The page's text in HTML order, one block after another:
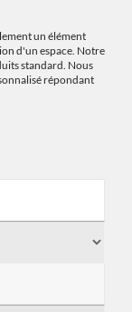
un élément
d'un espace. Notre
standard. Nous
répondant